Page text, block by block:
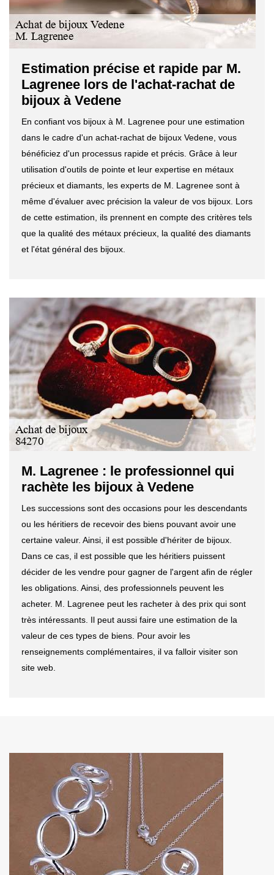
Estimation précise et rapide par M.
Lagrenee lors de l'achat-rachat de
bijoux à Vedene
En confiant vos bijoux à M. Lagrenee pour une estimation
dans le cadre d'un achat-rachat de bijoux Vedene, vous
bénéficiez d'un processus rapide et précis. Grâce à leur
utilisation d'outils de pointe et leur expertise en métaux
précieux et diamants, les experts de M. Lagrenee sont à
même d'évaluer avec précision la valeur de vos bijoux. Lors
de cette estimation, ils prennent en compte des critères tels
que la qualité des métaux précieux, la qualité des diamants
et l'état général des bijoux.
M. Lagrenee : le professionnel qui
rachète les bijoux à Vedene
Les successions sont des occasions pour les descendants
ou les héritiers de recevoir des biens pouvant avoir une
certaine valeur. Ainsi, il est possible d'hériter de bijoux.
Dans ce cas, il est possible que les héritiers puissent
décider de les vendre pour gagner de l'argent afin de régler
les obligations. Ainsi, des professionnels peuvent les
acheter. M. Lagrenee peut les racheter à des prix qui sont
très intéressants. Il peut aussi faire une estimation de la
valeur de ces types de biens. Pour avoir les
renseignements complémentaires, il va falloir visiter son
site web.